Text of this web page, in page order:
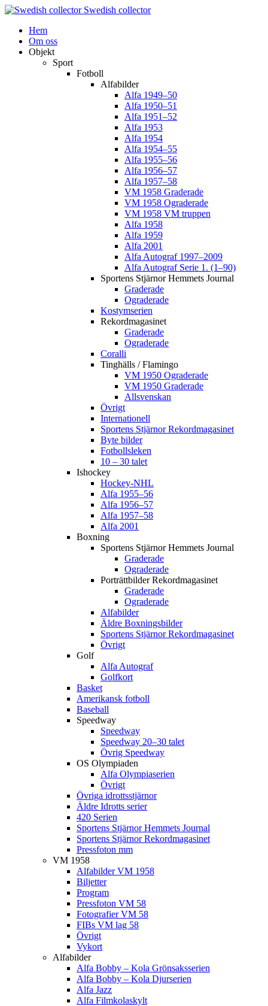
Swedish collector
Hem
Om oss
Objekt
Sport
Fotboll
Alfabilder
Alfa 1949–50
Alfa 1950–51
Alfa 1951–52
Alfa 1953
Alfa 1954
Alfa 1954–55
Alfa 1955–56
Alfa 1956–57
Alfa 1957–58
VM 1958 Graderade
VM 1958 Ograderade
VM 1958 VM truppen
Alfa 1958
Alfa 1959
Alfa 2001
Alfa Autograf 1997–2009
Alfa Autograf Serie 1. (1–90)
Sportens Stjärnor Hemmets Journal
Graderade
Ograderade
Kostymserien
Rekordmagasinet
Graderade
Ograderade
Coralli
Tinghälls / Flamingo
VM 1950 Ograderade
VM 1950 Graderade
Allsvenskan
Övrigt
Internationell
Sportens Stjärnor Rekordmagasinet
Byte bilder
Fotbollsleken
10 – 30 talet
Ishockey
Hockey-NHL
Alfa 1955–56
Alfa 1956–57
Alfa 1957–58
Alfa 2001
Boxning
Sportens Stjärnor Hemmets Journal
Graderade
Ograderade
Porträttbilder Rekordmagasinet
Graderade
Ograderade
Alfabilder
Äldre Boxningsbilder
Sportens Stjärnor Rekordmagasinet
Övrigt
Golf
Alfa Autograf
Golfkort
Basket
Amerikansk fotboll
Baseball
Speedway
Speedway
Speedway 20–30 talet
Övrig Speedway
OS Olympiaden
Alfa Olympiaserien
Övrigt
Övriga idrottsstjärnor
Äldre Idrotts serier
420 Serien
Sportens Stjärnor Hemmets Journal
Sportens Stjärnor Rekordmagasinet
Pressfoton mm
VM 1958
Alfabilder VM 1958
Biljetter
Program
Pressfoton VM 58
Fotografier VM 58
FIBs VM lag 58
Övrigt
Vykort
Alfabilder
Alfa Bobby – Kola Grönsaksserien
Alfa Bobby – Kola Djurserien
Alfa Jazz
Alfa Filmkolaskylt